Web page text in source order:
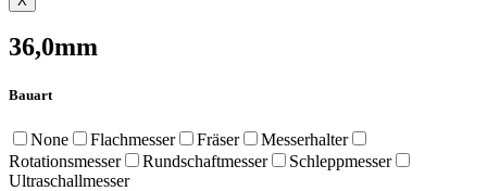
36,0mm
Bauart
None Flachmesser Fräser
Messerhalter
Rotationsmesser
Rundschaftmesser
Schleppmesser
Ultraschallmesser